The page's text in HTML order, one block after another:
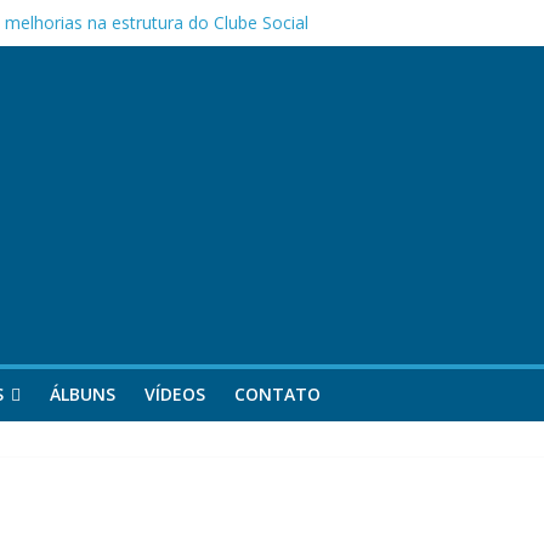
melhorias na estrutura do Clube Social
da APOCEPI
ÁLBUNS VÍDEOS CONTATO